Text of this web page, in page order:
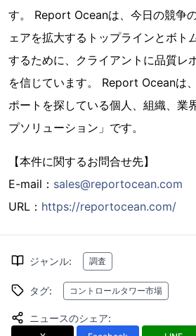
す。 Report Oceanは、今日の競争
ェアを拡大するトップラインとボト
するために、クライアントに品質レ
を信じています。 Report Oceanは
ポートを探している個人、組織、業
プソリューション」です。
【本件に関するお問合せ先】
E-mail： sales@reportocean.com
URL： https://reportocean.com/
ジャンル: 調査
タグ: コントロールタワー市場
ニュースのシェア: